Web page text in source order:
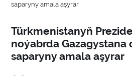
saparyny amala aşyrar
Türkmenistanyň
noýabrda
saparyny amala aşyrar